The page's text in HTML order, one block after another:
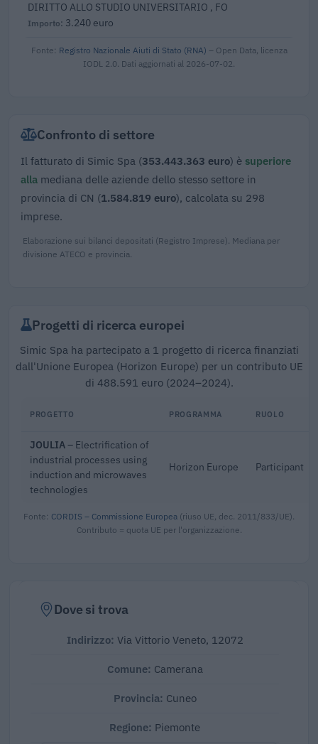
DIRITTO ALLO STUDIO UNIVERSITARIO , FO
3.240 euro
Fonte: Registro Nazionale Aiuti di Stato (RNA) – Open Data, licenza
IODL 2.0. Dati aggiornati al 2026-07-02.
Confronto di settore
Il fatturato di Simic Spa (353.443.363 euro) è superiore
alla mediana delle aziende dello stesso settore in
provincia di CN (1.584.819 euro), calcolata su 298
imprese.
Elaborazione sui bilanci depositati (Registro Imprese). Mediana per
divisione ATECO e provincia.
Progetti di ricerca europei
Simic Spa ha partecipato a 1 progetto di ricerca finanziati
dall'Unione Europea (Horizon Europe) per un contributo UE
di 488.591 euro (2024–2024).
PROGETTO PROGRAMMA RUOLO
JOULIA– Electrification of
industrial processes using
induction and microwaves
technologies
Horizon Europe Participant
Fonte: CORDIS – Commissione Europea (riuso UE, dec. 2011/833/UE).
Contributo = quota UE per l'organizzazione.
Dove si trova
Indirizzo: Via Vittorio Veneto, 12072
Comune: Camerana
Provincia: Cuneo
Regione: Piemonte